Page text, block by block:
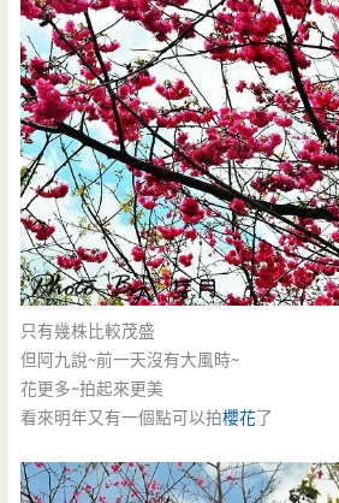
只有幾株比較茂盛
但阿九說~前一天沒有大風時~
花更多~拍起來更美
看來明年又有一個點可以拍櫻花了